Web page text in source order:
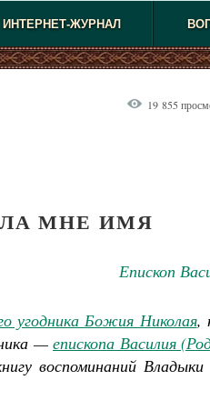
ИНТЕРНЕТ-ЖУРНАЛ
19 855
МНЕ ИМЯ
Епископ
угодника Божия Николая,
— епископа Василия
воспоминаний